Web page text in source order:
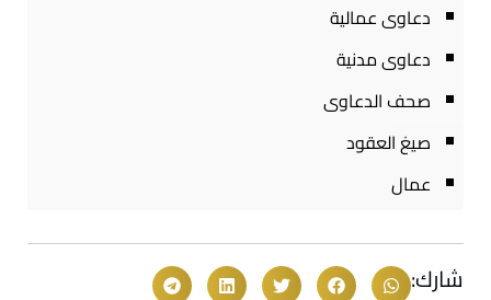
دعاوى عمالية
دعاوى مدنية
صحف الدعاوى
صيغ العقود
عمال
شارك: